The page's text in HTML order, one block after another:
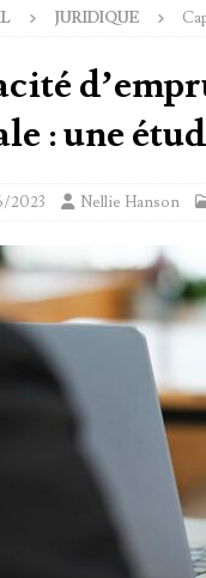
JURIDIQUE
: une
2023 Nellie Hanson